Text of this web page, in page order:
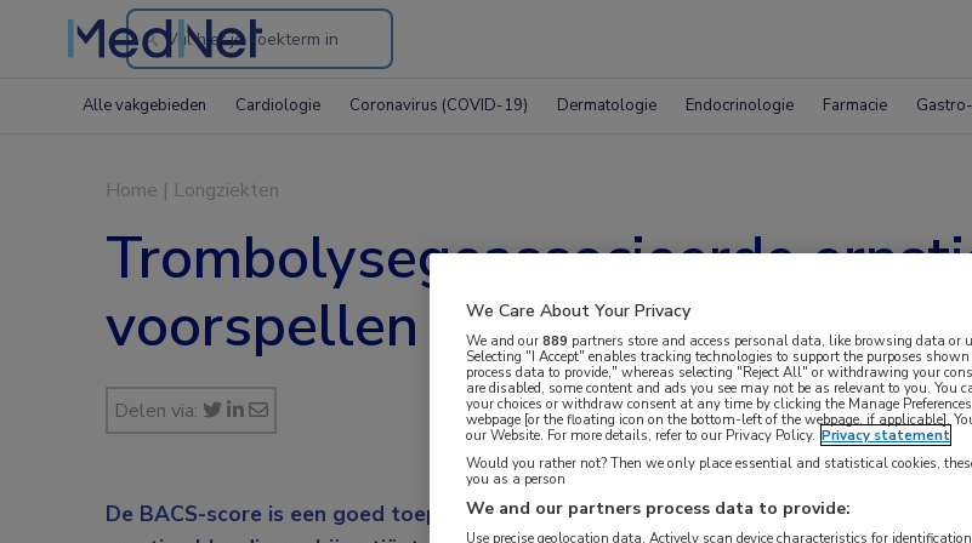
Search
the
Alle vakgebieden Cardiologie Coronavirus (COVID-19) Dermatologie Endocrinologie Farmacie
Home | Longziekten
Trombolysegeassocieerde
voorspellen bij patiënten met
Delen via:
De BACS-score is een goed toepasbaar hulpmiddel voor het voorspellen van het
We Care About Your Privacy
We and our889 partners store and access personal data, like browsing data or
Selecting "I Accept" enables tracking technologies to support the purposes
process data to provide," whereas selecting "Reject All" or withdrawing your
are disabled, some content and ads you see may not be as relevant to you. You
your choices or withdraw consent at any time by clicking the Manage
webpage [or the floating icon on the bottom-left of the webpage, if applicable].
our Website. For more details, refer to our Privacy Policy. Privacy statement
Would you rather not? Then we only place essential and statistical cookies,
you as a person
We and our partners process data to provide:
Use precise geolocation data. Actively scan device characteristics for